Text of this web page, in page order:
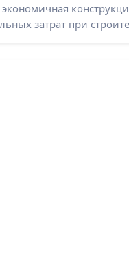
экономичная
затрат при